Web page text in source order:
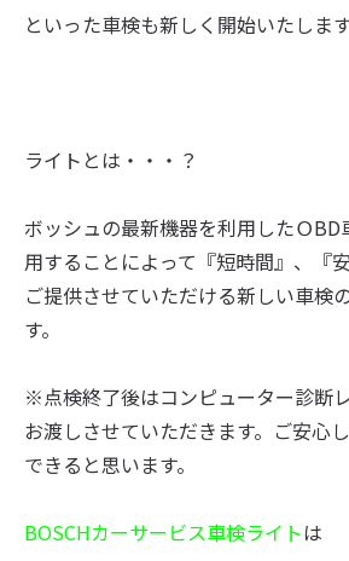
といった車検も新しく開始いたします
ライトとは・・・？
ボッシュの最新機器を利用したＯ
用することによって『短時間』、『
ご提供させていただける新しい車検
す。
※点検終了後はコンピューター診断
お渡しさせていただきます。ご安心
できると思います。
BOSCHカーサービス車検ライトは